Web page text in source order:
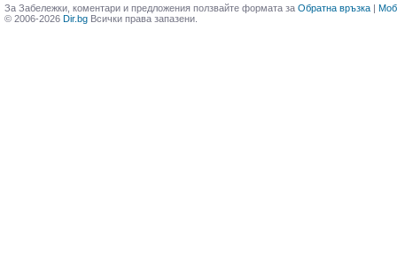
За Забележки, коментари и предложения ползвайте формата за Обратна връзка |
© 2006-2026 Dir.bg Всички права запазени.